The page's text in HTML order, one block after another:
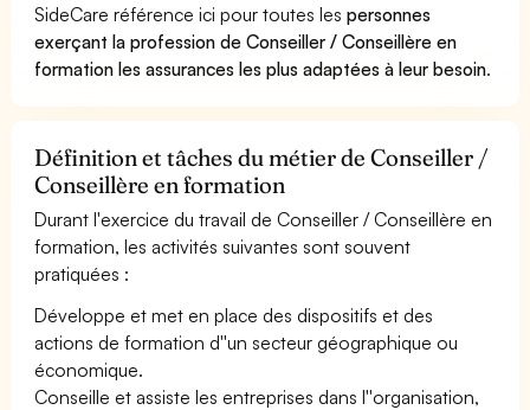
SideCare référence ici pour toutes lespersonnes
exerçant la profession de Conseiller / Conseillère en
formation les assurances les plus adaptées à leur besoin.
Définition et tâches du métier de Conseiller /
Conseillère en formation
Durant l'exercice du travail de Conseiller / Conseillère en
formation, les activités suivantes sont souvent
pratiquées :
Développe et met en place des dispositifs et des
actions de formation d''un secteur géographique ou
économique.
Conseille et assiste les entreprises dans l''organisation,